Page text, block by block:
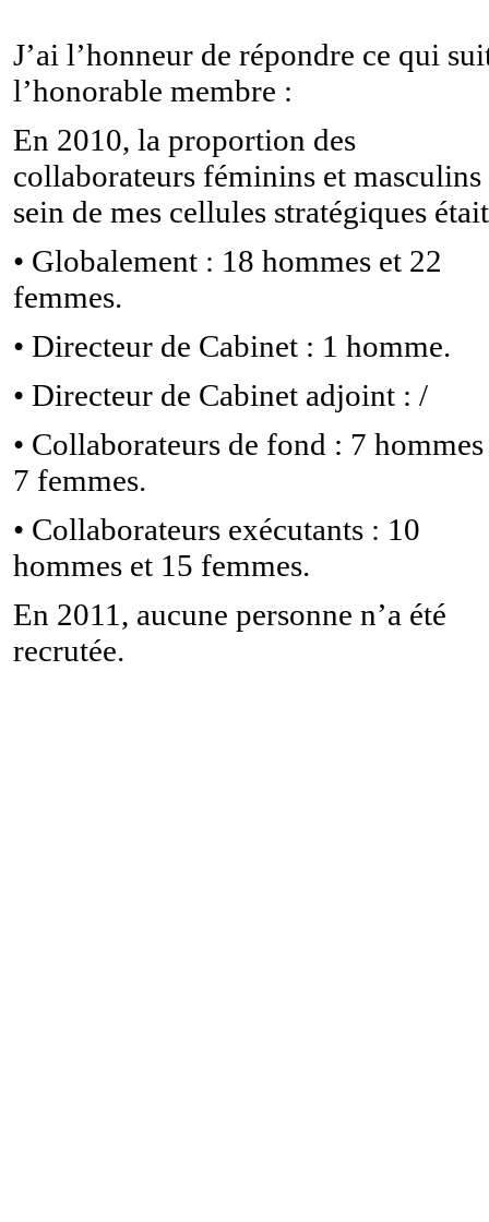
J’ai l’honneur de répondre ce qui
l’honorable membre :
En 2010, la proportion des
collaborateurs féminins et masculins
sein de mes cellules stratégiques
• Globalement : 18 hommes et 22
femmes.
• Directeur de Cabinet : 1 homme.
• Directeur de Cabinet adjoint : /
• Collaborateurs de fond : 7
7 femmes.
• Collaborateurs exécutants : 10
hommes et 15 femmes.
En 2011, aucune personne n’a été
recrutée.